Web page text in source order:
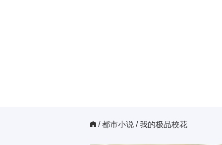
/ 都市小说 / 我的极品校花